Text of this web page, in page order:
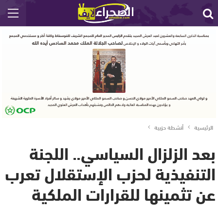
الرئيسية أنشطة حزبية
بعد الزلزال السياسي.. اللجنة
التنفيذية لحزب الإستقلال تعرب
عن تثمينها للقرارات الملكية